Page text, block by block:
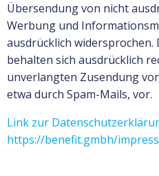
Übersendung von nicht
Werbung und
ausdrücklich widersprochen.
behalten sich ausdrücklich
unverlangten Zusendung
etwa durch Spam-Mails, vor.
Link zur
https://benefit.gmbh/